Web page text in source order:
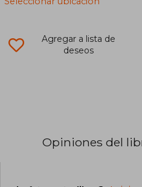
Agregar a lista de
deseos
Opiniones del